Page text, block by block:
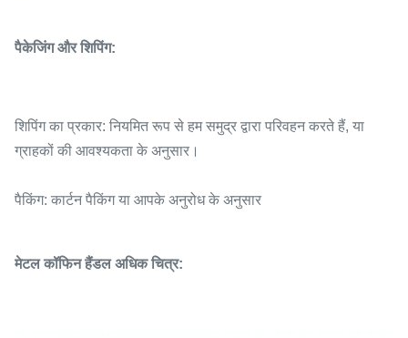
पैकेजिंग और शिपिंग:
शिपिंग का प्रकार: नियमित रूप से हम समुद्र द्वारा परिवहन करते हैं, या
ग्राहकों की आवश्यकता के अनुसार।
पैकिंग: कार्टन पैकिंग या आपके अनुरोध के अनुसार
मेटल कॉफिन हैंडल अधिक चित्र: